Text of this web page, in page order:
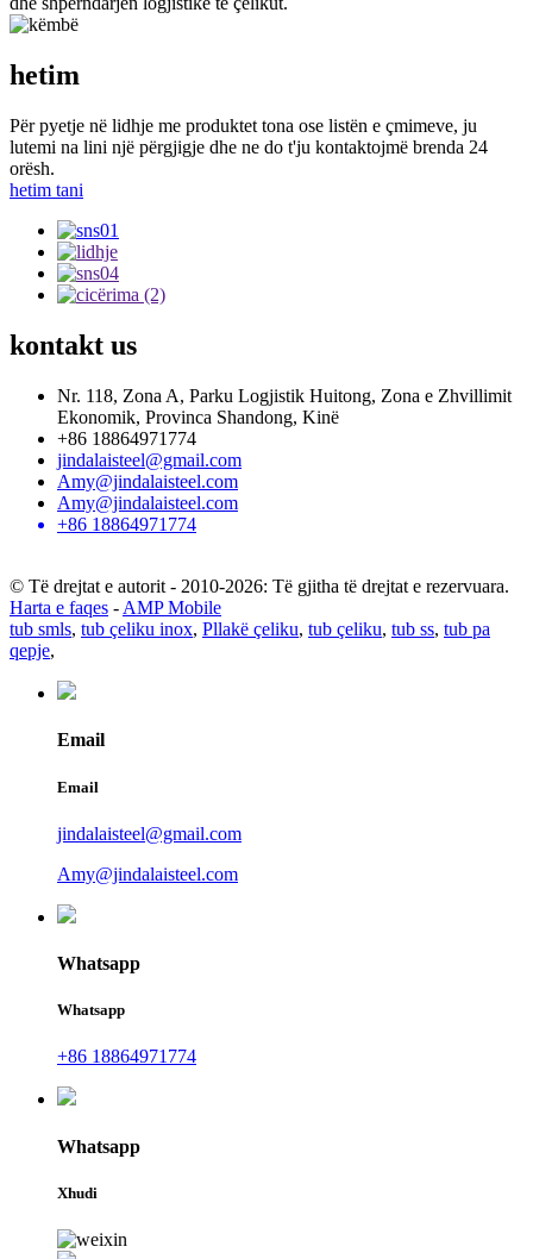
hetim
Për pyetje në lidhje me produktet tona ose listën e çmimeve, ju
lutemi na lini një përgjigje dhe ne do t'ju kontaktojmë brenda 24
orësh.
hetim tani
kontakt us
Nr. 118, Zona A, Parku Logjistik Huitong, Zona e Zhvillimit
Ekonomik, Provinca Shandong, Kinë
+86 18864971774
jindalaisteel@gmail.com
Amy@jindalaisteel.com
Amy@jindalaisteel.com
+86 18864971774
© Të drejtat e autorit - 2010-2026: Të gjitha të drejtat e rezervuara.
Harta e faqes - AMP Mobile
tub smls, tub çeliku inox, Pllakë çeliku, tub çeliku, tub ss, tub pa
qepje,
Email
Email
jindalaisteel@gmail.com
Amy@jindalaisteel.com
Whatsapp
Whatsapp
+86 18864971774
Whatsapp
Xhudi